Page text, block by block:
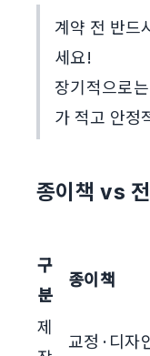
계약 전 반드
세요!
장기적으로는
가 적고 안정
종이책 vs
구
분
종이책
제
교정·디자